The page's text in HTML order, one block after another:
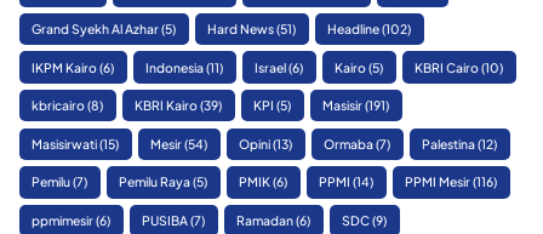
Grand Syekh Al Azhar(5) Hard News(51) Headline(102)
IKPM Kairo(6) Indonesia(11) Israel(6) Kairo(5) KBRI Cairo(10)
kbricairo(8) KBRI Kairo(39) KPI (5) Masisir(191)
Masisirwati(15) Mesir(54) Opini(13) Ormaba(7) Palestina(12)
Pemilu(7) Pemilu Raya(5) PMIK(6) PPMI (14) PPMI Mesir(116)
ppmimesir(6) PUSIBA(7) Ramadan(6) SDC(9)